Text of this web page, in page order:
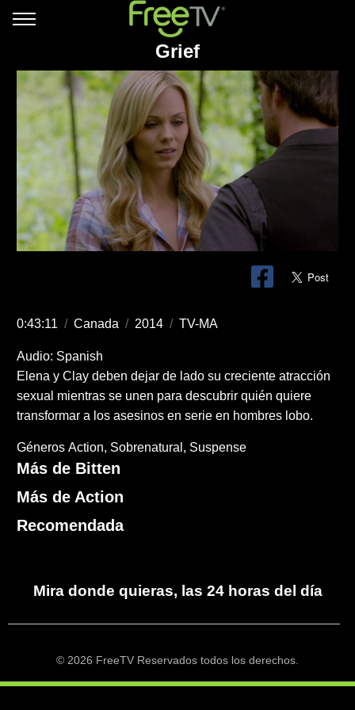
Grief
0:43:11 / Canada / 2014 / TV-MA
Audio: Spanish
Elena y Clay deben dejar de lado su creciente atracción
sexual mientras se unen para descubrir quién quiere
transformar a los asesinos en serie en hombres lobo.
Géneros Action Sobrenatural Suspense
Más de Bitten
Más de Action
Recomendada
Mira donde quieras, las 24 horas del día
© 2026 FreeTV Reservados todos los derechos.